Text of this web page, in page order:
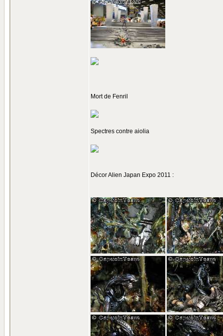
Mort de Fenril
Spectres contre aiolia
Décor Alien Japan Expo 2011 :